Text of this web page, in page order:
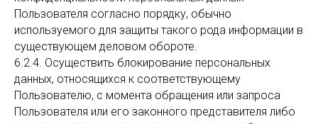
Пользователя согласно порядку, обычно
используемого для защиты такого рода информации в
существующем деловом обороте.
6.2.4. Осуществить блокирование персональных
данных, относящихся к соответствующему
Пользователю, с момента обращения или запроса
Пользователя или его законного представителя либо
Телефон:
+7 812 740 68 38
Часы работы:
мы работаем с 10.00 до 19.00